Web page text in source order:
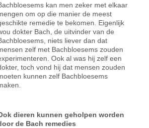
kan men zeker met elkaar
om op die manier de meest
remedie te bekomen. Eigenlijk
dokter Bach, de uitvinder van de
niets liever dan dat
zelf met Bachbloesems zouden
Ook al was hij zelf een
toch vond hij dat mensen zouden
kunnen zelf Bachbloesems
dieren kunnen geholpen worden
de Bach remedies